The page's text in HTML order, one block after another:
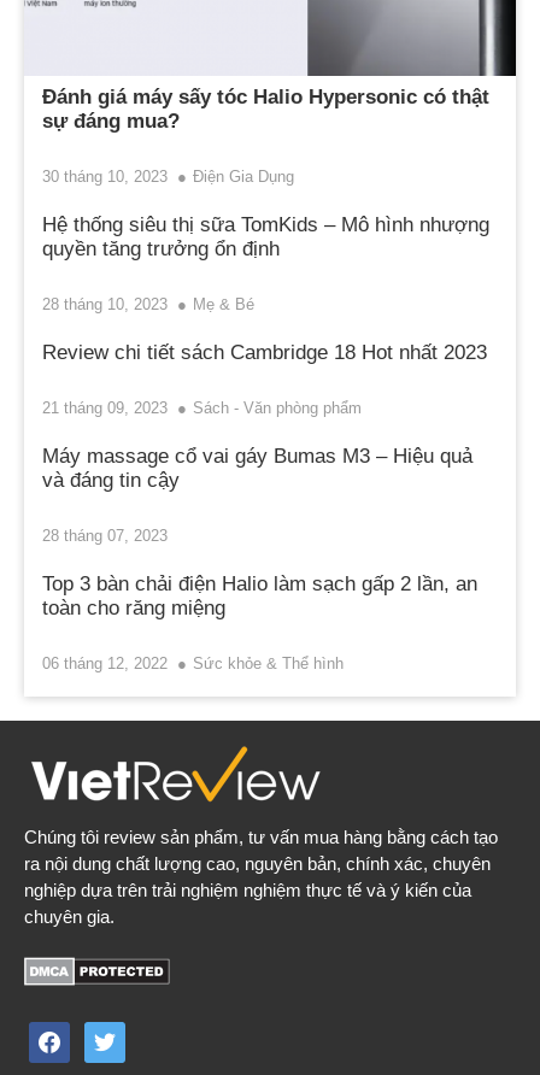
Đánh giá máy sấy tóc Halio Hypersonic có thật
sự đáng mua?
30 tháng 10, 2023 Điện Gia Dụng
Hệ thống siêu thị sữa TomKids – Mô hình nhượng
quyền tăng trưởng ổn định
28 tháng 10, 2023 Mẹ & Bé
Review chi tiết sách Cambridge 18 Hot nhất 2023
21 tháng 09, 2023 Sách - Văn phòng phẩm
Máy massage cổ vai gáy Bumas M3 – Hiệu quả
và đáng tin cậy
28 tháng 07, 2023
Top 3 bàn chải điện Halio làm sạch gấp 2 lần, an
toàn cho răng miệng
06 tháng 12, 2022 Sức khỏe & Thể hình
Chúng tôi review sản phẩm, tư vấn mua hàng bằng cách tạo
ra nội dung chất lượng cao, nguyên bản, chính xác, chuyên
nghiệp dựa trên trải nghiệm nghiệm thực tế và ý kiến của
chuyên gia.
facebooktwitter